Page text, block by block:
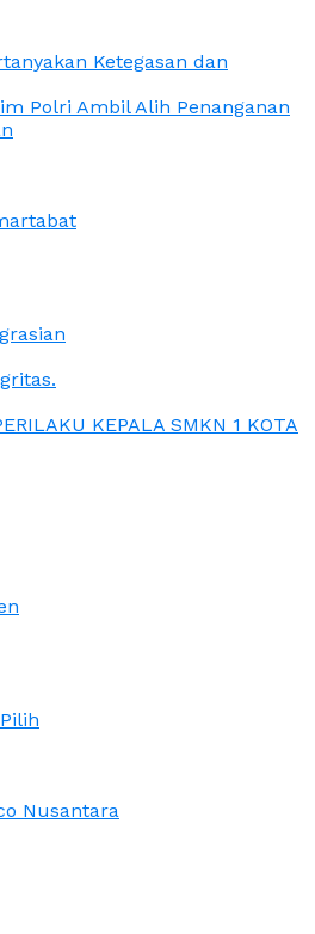
Ketegasan dan
Polri Ambil Alih Penanganan
KEPALA SMKN 1 KOTA
Nusantara